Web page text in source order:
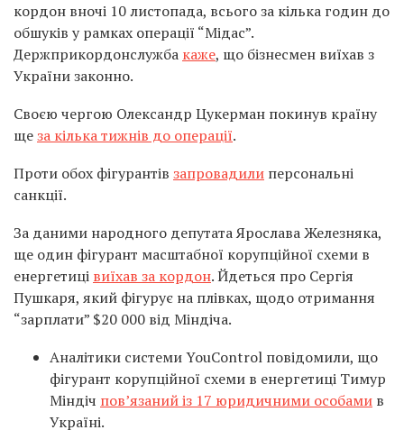
кордон вночі 10 листопада, всього за кілька годин до
обшуків у рамках операції “Мідас”.
Держприкордонслужба каже, що бізнесмен виїхав з
України законно.
Своєю чергою Олександр Цукерман покинув країну
щеза кілька тижнів до операції.
Проти обох фігурантів запровадили персональні
санкції.
За даними народного депутата Ярослава Железняка,
ще один фігурант масштабної корупційної схеми в
енергетиці виїхав за кордон. Йдеться про Сергія
Пушкаря, який фігурує на плівках, щодо отримання
“зарплати” $20 000 від Міндіча.
Аналітики системи YouControl повідомили, що
фігурант корупційної схеми в енергетиці Тимур
Міндіч пов’язаний із 17 юридичними особами в
Україні.